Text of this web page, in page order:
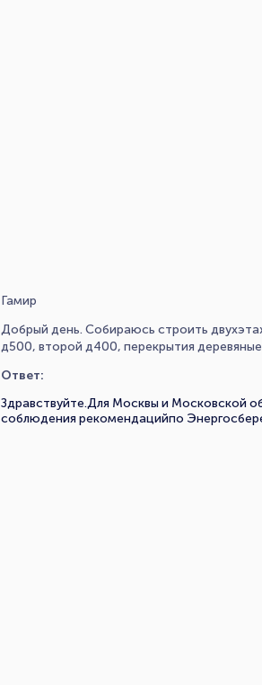
Гамир
Добрый день. Собираюсь строить
д500, второй д400, перекрытия
Ответ:
Здравствуйте.Для Москвы и Московской
соблюдения рекомендацийпо